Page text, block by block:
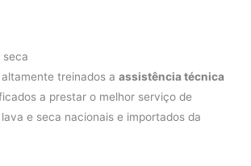
seca
altamente treinados aassistência técnica
a prestar o melhor serviço de
e seca nacionais e importados da